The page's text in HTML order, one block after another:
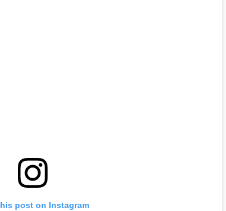
post on Instagram